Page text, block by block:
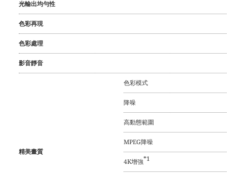
光輸出均勻性
色彩再現
色彩處理
影音靜音
精美畫質
色彩模式
降噪
高動態範圍
MPEG降噪
4K增強*1